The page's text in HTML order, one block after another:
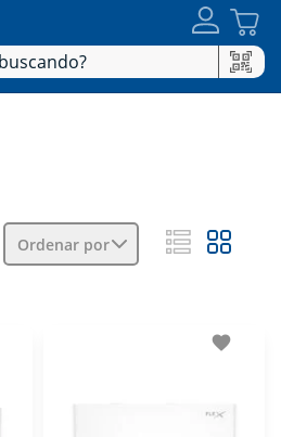
Ordenar por
favorite